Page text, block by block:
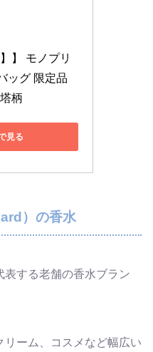
】 モノプリ
ッグ 限定品
柄
見る
）の香水
表する老舗の香水ブラン
ーム、コスメなど幅広い